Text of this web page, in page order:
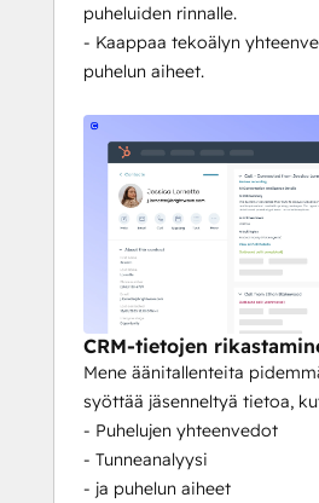
puheluiden rinnalle.
- Kaappaa tekoälyn
puhelun aiheet.
CRM-tietojen
Mene äänitallenteita
syöttää jäsenneltyä tietoa,
- Puhelujen yhteenvedot
- Tunneanalyysi
- ja puhelun aiheet